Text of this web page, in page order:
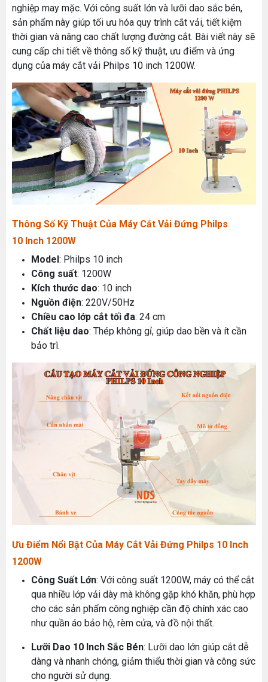
nghiệp may mặc. Với công suất lớn và lưỡi dao sắc bén,
sản phẩm này giúp tối ưu hóa quy trình cắt vải, tiết kiệm
thời gian và nâng cao chất lượng đường cắt. Bài viết này sẽ
cung cấp chi tiết về thông số kỹ thuật, ưu điểm và ứng
dụng của máy cắt vải Philps 10 inch 1200W.
Thông Số Kỹ Thuật Của Máy Cắt Vải Đứng Philps
10 Inch 1200W
Model: Philps 10 inch
Công suất: 1200W
Kích thước dao: 10 inch
Nguồn điện: 220V/50Hz
Chiều cao lớp cắt tối đa: 24 cm
Chất liệu dao: Thép không gỉ, giúp dao bền và ít cần
bảo trì.
Ưu Điểm Nổi Bật Của Máy Cắt Vải Đứng Philps 10 Inch
1200W
Công Suất Lớn: Với công suất 1200W, máy có thể cắt
qua nhiều lớp vải dày mà không gặp khó khăn, phù hợp
cho các sản phẩm công nghiệp cần độ chính xác cao
như quần áo bảo hộ, rèm cửa, và đồ nội thất.
Lưỡi Dao 10 Inch Sắc Bén: Lưỡi dao lớn giúp cắt dễ
dàng và nhanh chóng, giảm thiểu thời gian và công sức
cho người sử dụng.